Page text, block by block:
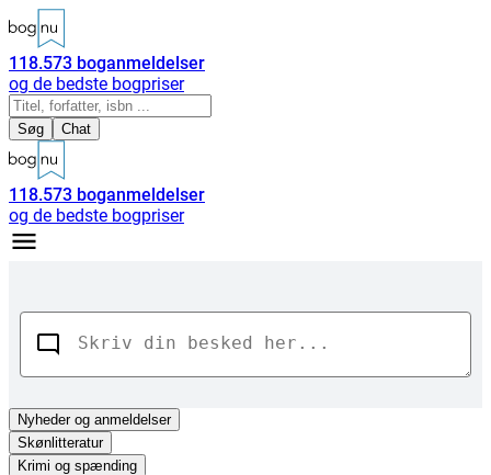
118.573 boganmeldelser
og de bedste bogpriser
Søg Chat
118.573 boganmeldelser
og de bedste bogpriser
Nyhederog anmeldelser
Skønlitteratur
Krimi og spænding